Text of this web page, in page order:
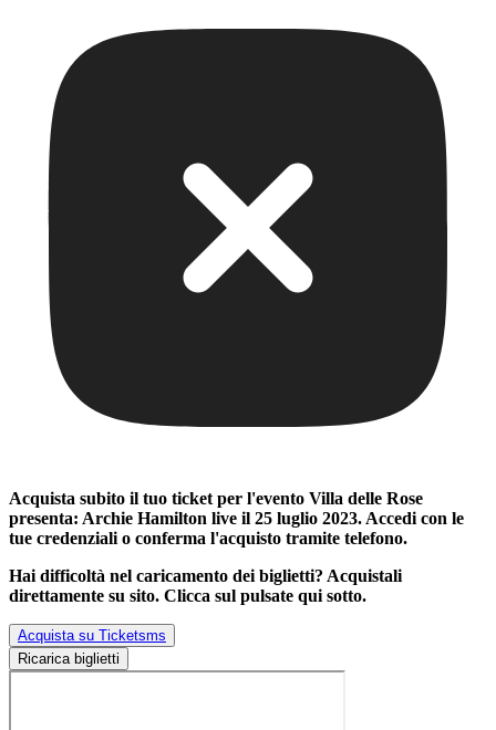
Acquista subito il tuo ticket per l'evento Villa delle Rose
presenta: Archie Hamilton live il 25 luglio 2023. Accedi con le
tue credenziali o conferma l'acquisto tramite telefono.
Hai difficoltà nel caricamento dei biglietti? Acquistali
direttamente su sito. Clicca sul pulsate qui sotto.
Acquista su Ticketsms
Ricarica biglietti